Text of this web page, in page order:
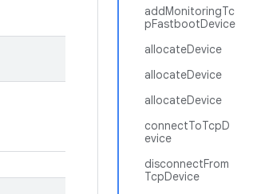
addMonitoringTc
pFastbootDevice
allocateDevice
allocateDevice
allocateDevice
connectToTcpD
evice
disconnectFrom
TcpDevice